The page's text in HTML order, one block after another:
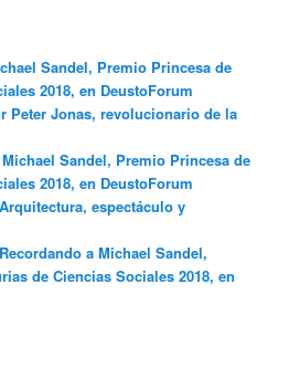
Sandel, Premio Princesa de
2018, en DeustoForum
Peter Jonas, revolucionario de la
Sandel, Premio Princesa de
2018, en DeustoForum
Arquitectura, espectáculo y
Recordando a Michael Sandel,
de Ciencias Sociales 2018, en